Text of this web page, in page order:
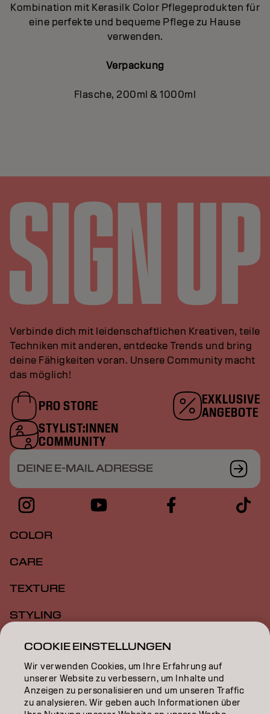
Kombination mit Kerasilk Color Pflegeprodukten für
eine perfekte und bequeme Pflege zu Hause
verwenden.
Verpackung
Flasche, 200ml & 1000ml
Verbinde dich mit leidenschaftlichen Kreativen, teile
Techniken mit anderen, entdecke Trends und bring
deine Fähigkeiten voran. Unsere Community macht
das möglich!
PRO STORE
EXKLUSIVE
ANGEBOTE
STYLIST:INNEN
COMMUNITY
DEINE E-MAIL ADRESSE
COLOR
CARE
TEXTURE
STYLING
INSPIRATION
EDUCATION
ÜBER
COOKIE EINSTELLUNGEN
Wir verwenden Cookies, um Ihre Erfahrung auf
unserer Website zu verbessern, um Inhalte und
Anzeigen zu personalisieren und um unseren Traffic
zu analysieren. Wir geben auch Informationen über